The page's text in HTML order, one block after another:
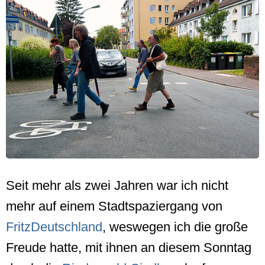
Seit mehr als zwei Jahren war ich nicht
mehr auf einem Stadtspaziergang von
FritzDeutschland, weswegen ich die große
Freude hatte, mit ihnen an diesem Sonntag